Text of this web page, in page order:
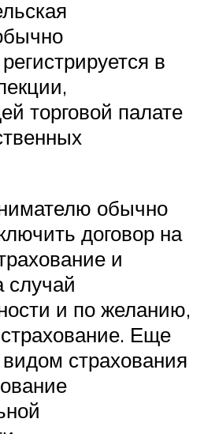
в
торговой палате
обычно
договор на
и
случай
и по желанию,
Еще
страхования